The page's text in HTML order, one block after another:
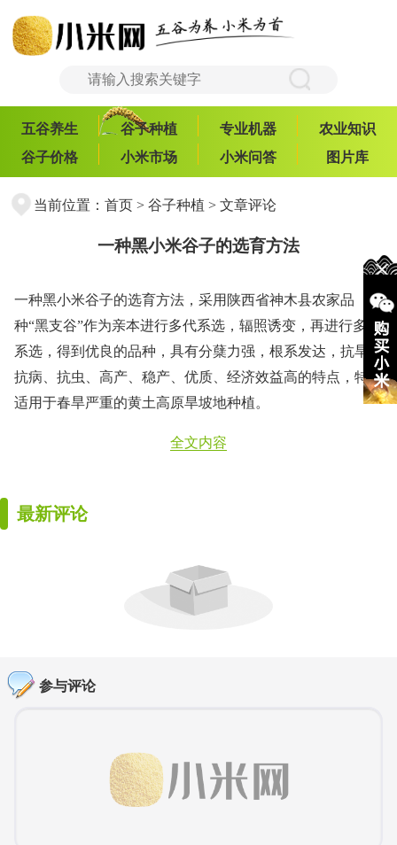
五谷养生 谷子种植 专业机器
农业知识
谷子价格
小米市场 小米问答 图片库
当前位置： 首页> 谷子种植 > 文章评论
一种黑小米谷子的选育方法
一种黑小米谷子的选育方法，采用陕西省神木县农家品
种“黑支谷”作为亲本进行多代系选，辐照诱变，再进行多代
系选，得到优良的品种，具有分蘖力强，根系发达，抗旱、
抗病、抗虫、高产、稳产、优质、经济效益高的特点，特别
适用于春旱严重的黄土高原旱坡地种植。
全文内容
最新评论
参与评论